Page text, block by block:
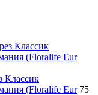
Классик
(Floralife Eur 75